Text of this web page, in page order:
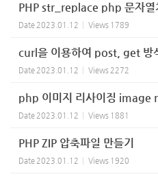
PHP str_replace php 문자열
Date 2023.01.12 Views 1789
curl을 이용하여 post, get 방
Date 2023.01.12 Views 2272
php 이미지 리사이징 image
Date 2023.01.12 Views 1881
PHP ZIP 압축파일 만들기
Date 2023.01.12 Views 1920